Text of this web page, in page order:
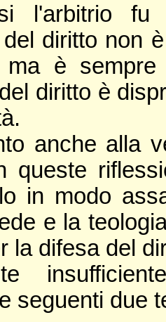
l'arbitrio
diritto non
ma è
diritto è
anche alla
queste
in modo
e la
la difesa del
seguenti due